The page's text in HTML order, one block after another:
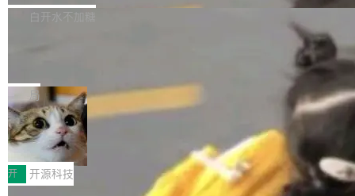
高质量游戏...
式2.0，可根据不同使用场景释放处理器潜力，
过 1528 名开发者，85% 说 AI 把瓶颈从写代码
数据库，有一个图形后端。作为一个原生的 Gra
布，具体更新内容包括： feat(zero)：Zero 现
支持 --security superflag（token=...;whitelist
=...），与 Alpha 版本的格式一致，并据此对其
管理 HTTP 端点进行授权。 <blockquote> <p>
<span><strong>警告：</strong>&nbsp;Zero
的 admin ...
白开水不加糖
块钱的玩意儿——一根小竹签，一个竹筒，一头
系着涂了松香的线。甩起来，竹膜震动，发出“哇
——哇”的蝉鸣声。实物越来越难找了，有开发者
把它做成了 Web 玩具，放在 zhuzhiliao.imsai.c
c 上，并在 GitHub 开源。 玩法很简单：按住屏
幕画圈，或者直接甩手机。页面会实时显示转速
局
30倍效率升级：解锁医学影像数据要素
价值化的真实路径
完成一例腹部CT影像标注，张医生过去需要约1
20个小时。他必须在数百张连续影像上，一笔一
笔勾画边界，一层一层识别肌肉组织。如今，使
开 开源科技